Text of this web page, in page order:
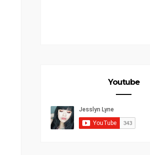
Youtube